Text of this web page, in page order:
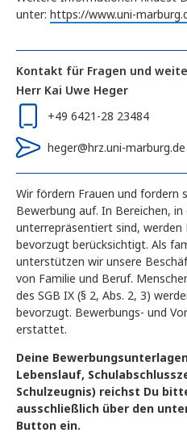
unter: https://www.uni-
Kontakt für Fragen und
Herr Kai Uwe Heger
+49 6421-28 23484
heger@hrz.uni-marburg.de
Wir fördern Frauen und fordern
Bewerbung auf. In Bereichen, in
unterrepräsentiert sind, werden
bevorzugt berücksichtigt. Als
unterstützen wir unsere
von Familie und Beruf.
des SGB IX (§ 2, Abs. 2, 3)
bevorzugt. Bewerbungs- und
erstattet.
Deine
Lebenslauf,
Schulzeugnis) reichst Du
ausschließlich über den
Button ein.